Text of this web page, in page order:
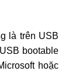
là trên USB
bootable
hoặc